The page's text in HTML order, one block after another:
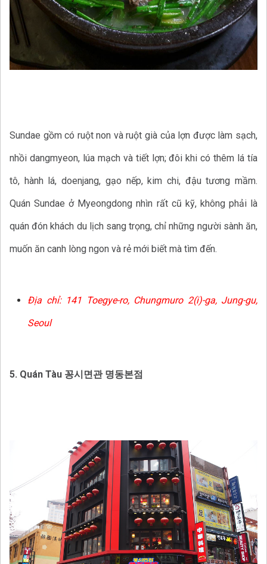
Sundae gồm có ruột non và ruột già của lợn được làm sạch,
nhồi dangmyeon, lúa mạch và tiết lợn; đôi khi có thêm lá tía
tô, hành lá, doenjang, gạo nếp, kim chi, đậu tương mầm.
Quán Sundae ở Myeongdong nhìn rất cũ kỹ, không phải là
quán đón khách du lịch sang trọng, chỉ những người sành ăn,
muốn ăn canh lòng ngon và rẻ mới biết mà tìm đến.
Địa chỉ: 141 Toegye-ro, Chungmuro 2(i)-ga, Jung-gu,
Seoul
5. Quán Tàu 꽁시면관 명동본점